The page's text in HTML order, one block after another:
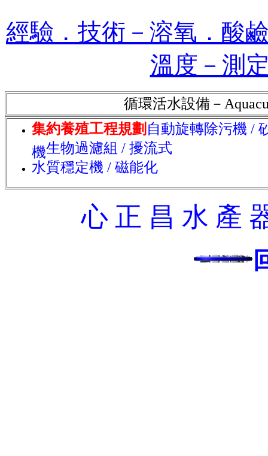
經驗．技術－溶氧．酸
溫度－測
循環活水設備－
集約養殖工程規劃 自動旋轉除污機 /
機生物過濾組 / 擾流式
水質穩定機 / 磁能化
心 正 昌 水 產